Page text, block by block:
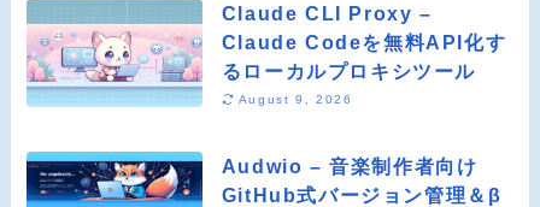
Claude CLI Proxy –
Claude Codeを無料API化す
るローカルプロキシツール
August 9, 2026
Audwio – 音楽制作者向け
GitHub式バージョン管理＆β